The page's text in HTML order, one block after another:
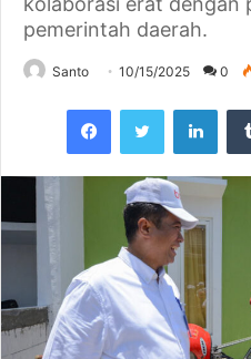
pemerintah daerah.
Santo 10/15/2025 0
FacebookTwitter